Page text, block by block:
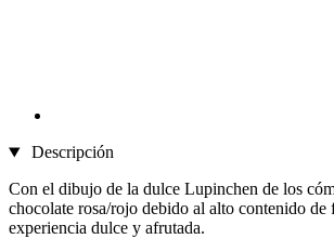
Descripción
Con el dibujo de la dulce Lupinchen de los
chocolate rosa/rojo debido al alto contenido de
experiencia dulce y afrutada.